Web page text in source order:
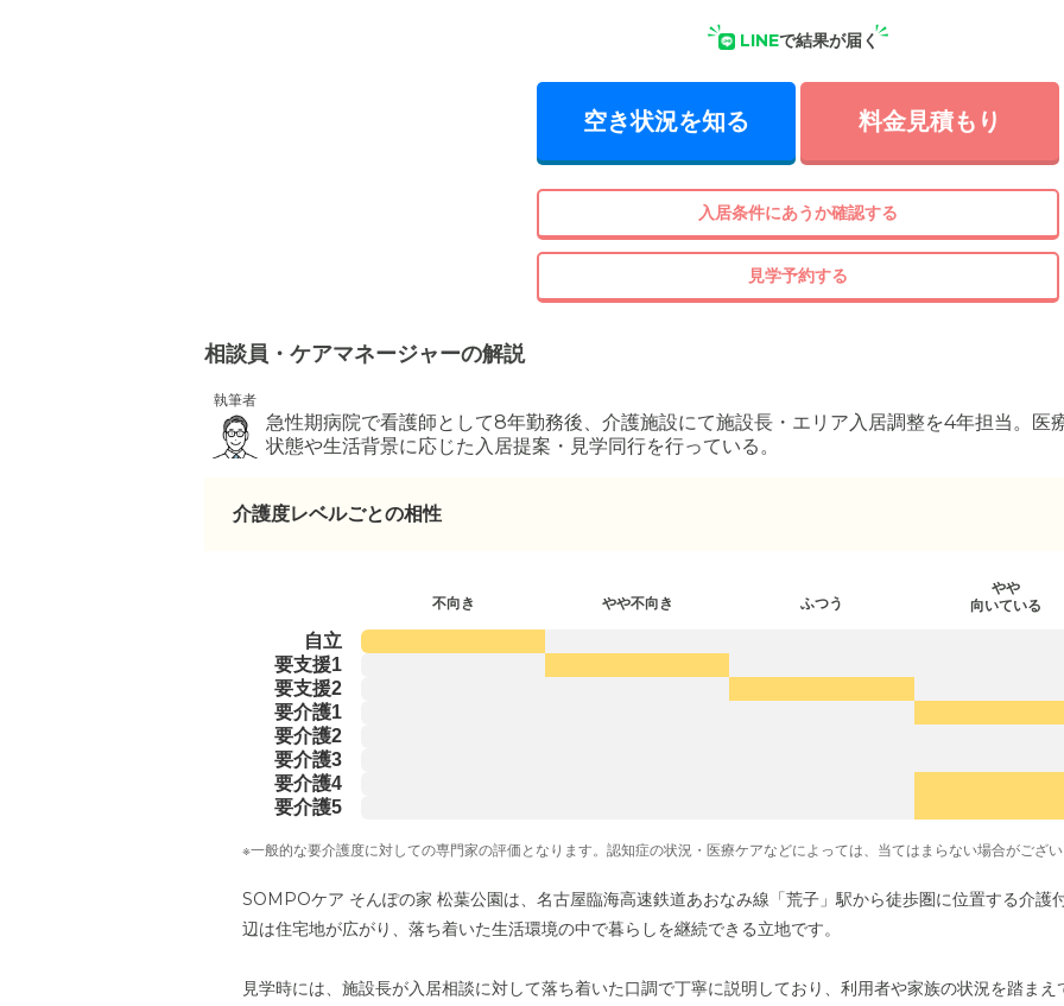
LINEで結果が届く
空き状況を知る 料金見積もり
入居条件にあうか確認する
見学予約する
相談員・ケアマネージャーの解説
執筆者
急性期病院で看護師として8年勤務後、介護施設にて施設長・エリア入居調整を4年担当。医
状態や生活背景に応じた入居提案・見学同行を行っている。
介護度レベルごとの相性
不向き やや不向き ふつう
やや
向いている
自立
要支援1
要支援2
要介護1
要介護2
要介護3
要介護4
要介護5
※一般的な要介護度に対しての専門家の評価となります。認知症の状況・医療ケアなどによっては、当てはまらない場合がござい
SOMPOケア そんぽの家 松葉公園は、名古屋臨海高速鉄道あおなみ線「荒子」駅から徒歩圏に位置する介護
辺は住宅地が広がり、落ち着いた生活環境の中で暮らしを継続できる立地です。
見学時には、施設長が入居相談に対して落ち着いた口調で丁寧に説明しており、利用者や家族の状況を踏ま